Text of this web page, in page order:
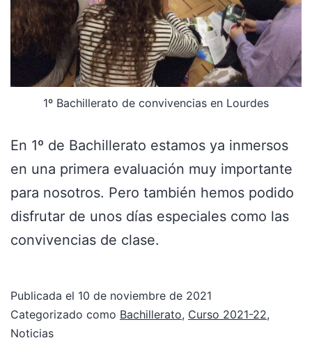
1º Bachillerato de convivencias en Lourdes
En 1º de Bachillerato estamos ya inmersos
en una primera evaluación muy importante
para nosotros. Pero también hemos podido
disfrutar de unos días especiales como las
convivencias de clase.
Publicada el 10 de noviembre de 2021
Categorizado como Bachillerato, Curso 2021-22,
Noticias